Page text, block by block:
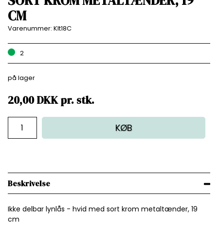
CM
Varenummer: Klt18C
2
på lager
20,00DKKpr. stk.
KØB
Beskrivelse
Ikke delbar lynlås - hvid med sort krom metaltænder, 19
cm